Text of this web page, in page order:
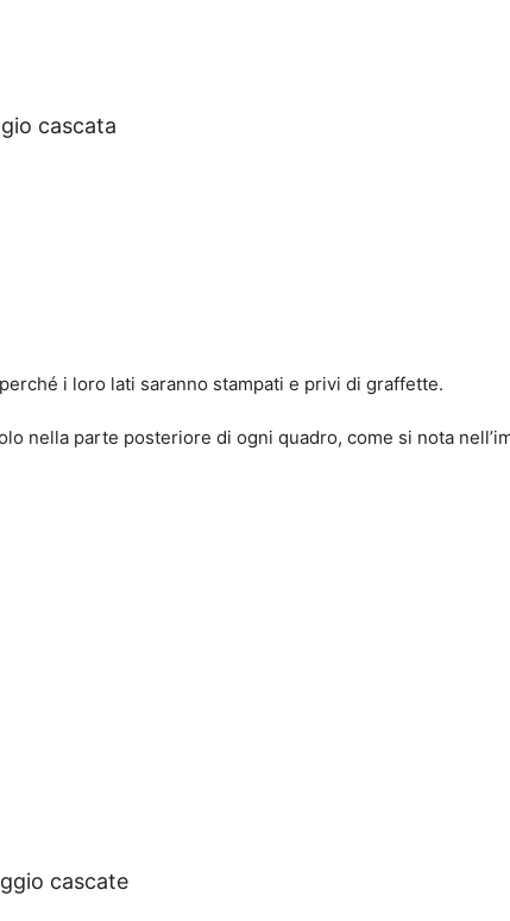
cascata
i loro lati saranno stampati e privi di graffette.
nella parte posteriore di ogni quadro, come si nota
cascate